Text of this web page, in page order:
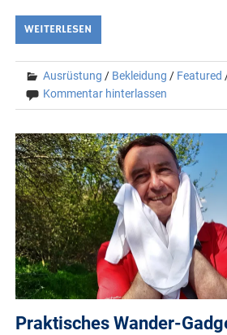
WEITERLESEN
Ausrüstung / Bekleidung / Featured
Kommentar hinterlassen
Praktisches Wander-